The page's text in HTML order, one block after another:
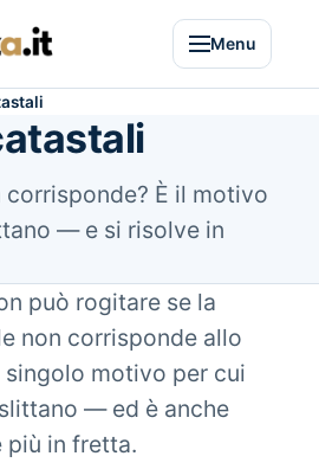
Menu
corrisponde? È il motivo
— e si risolve in
può rogitare se la
non corrisponde allo
motivo per cui
— ed è anche
più in fretta.